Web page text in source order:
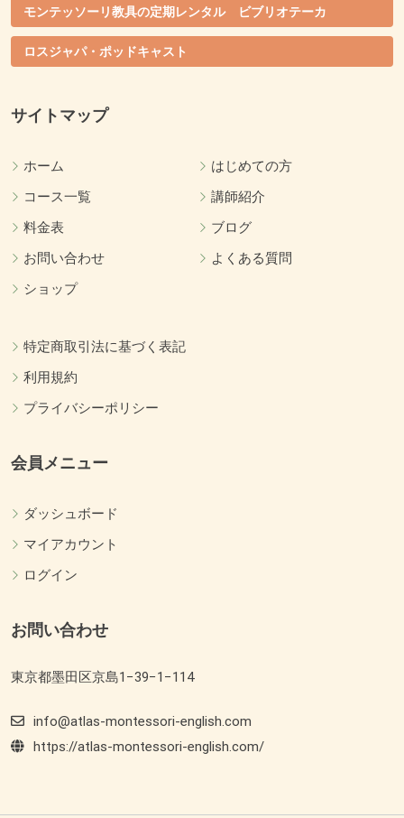
モンテッソーリ教具の定期レンタル ビブリオテーカ
ロスジャパ・ポッドキャスト
サイトマップ
ホーム
はじめての方
コース一覧
講師紹介
料金表
ブログ
お問い合わせ
よくある質問
ショップ
特定商取引法に基づく表記
利用規約
プライバシーポリシー
会員メニュー
ダッシュボード
マイアカウント
ログイン
お問い合わせ
東京都墨田区京島1−39−1−114
info@atlas-montessori-english.com
https://atlas-montessori-english.com/